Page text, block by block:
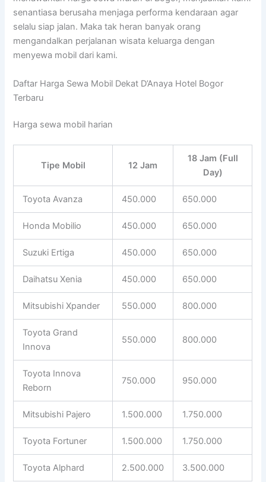
senantiasa berusaha menjaga performa kendaraan agar
selalu siap jalan. Maka tak heran banyak orang
mengandalkan perjalanan wisata keluarga dengan
menyewa mobil dari kami.
Daftar Harga Sewa Mobil Dekat D’Anaya Hotel Bogor
Terbaru
Harga sewa mobil harian
Tipe Mobil 12 Jam
18 Jam (Full
Day)
Toyota Avanza 450.000 650.000
Honda Mobilio 450.000 650.000
Suzuki Ertiga 450.000 650.000
Daihatsu Xenia 450.000 650.000
Mitsubishi Xpander 550.000 800.000
Toyota Grand
Innova
550.000 800.000
Toyota Innova
Reborn
750.000 950.000
Mitsubishi Pajero 1.500.000 1.750.000
Toyota Fortuner 1.500.000 1.750.000
Toyota Alphard 2.500.000 3.500.000